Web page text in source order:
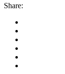
Share: